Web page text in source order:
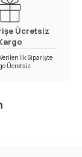
Ücretsiz
İlk Siparişte
Ücretsiz